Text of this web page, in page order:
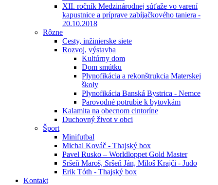
XII. ročník Medzinárodnej súťaže vo varení
kapustnice a príprave zabíjačkového taniera -
20.10.2018
Rôzne
Cesty, inžinierske siete
Rozvoj, výstavba
Kultúrny dom
Dom smútku
Plynofikácia a rekonštrukcia Materskej
školy
Plynofikácia Banská Bystrica - Nemce
Parovodné potrubie k bytovkám
Kalamita na obecnom cintoríne
Duchovný život v obci
Šport
Minifutbal
Michal Kováč - Thajský box
Pavel Rusko – Worldloppet Gold Master
Sršeň Maroš, Sršeň Ján, Miloš Krajči - Judo
Erik Tóth - Thajský box
Kontakt